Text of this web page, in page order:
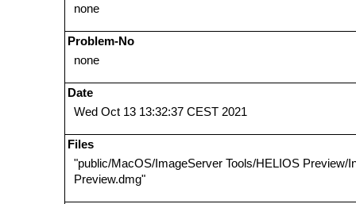
none
Problem-No
none
Date
Wed Oct 13 13:32:37 CEST 2021
Files
"public/MacOS/ImageServer Tools/HELIOS Preview/
Preview.dmg"